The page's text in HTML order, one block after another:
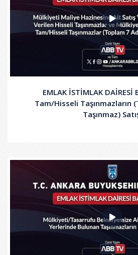
EMLAK İSTİMLAK DAİRESİ
Tam/Hisseli Taşınmazların
Taşınmaz)